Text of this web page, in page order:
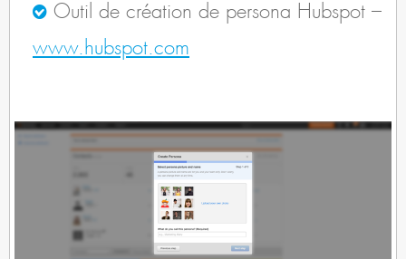
Outil de création de persona Hubspot –
www.hubspot.com